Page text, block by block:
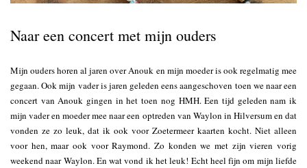
Naar een concert met mijn ouders
Mijn ouders horen al jaren over Anouk en mijn moeder is ook regelmatig mee
gegaan. Ook mijn vader is jaren geleden eens aangeschoven toen we naar een
concert van Anouk gingen in het toen nog HMH. Een tijd geleden nam ik
mijn vader en moeder mee naar een optreden van Waylon in Hilversum en dat
vonden ze zo leuk, dat ik ook voor Zoetermeer kaarten kocht. Niet alleen
voor hen, maar ook voor Raymond. Zo konden we met zijn vieren vorig
weekend naar Waylon. En wat vond ik het leuk! Echt heel fijn om mijn liefde